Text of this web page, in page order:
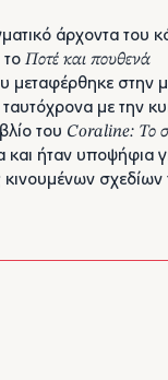
άρχοντα του
το Ποτέ και πουθενά
στην
με την
του Coraline: Το
και ήταν υποψήφια
κινουμένων